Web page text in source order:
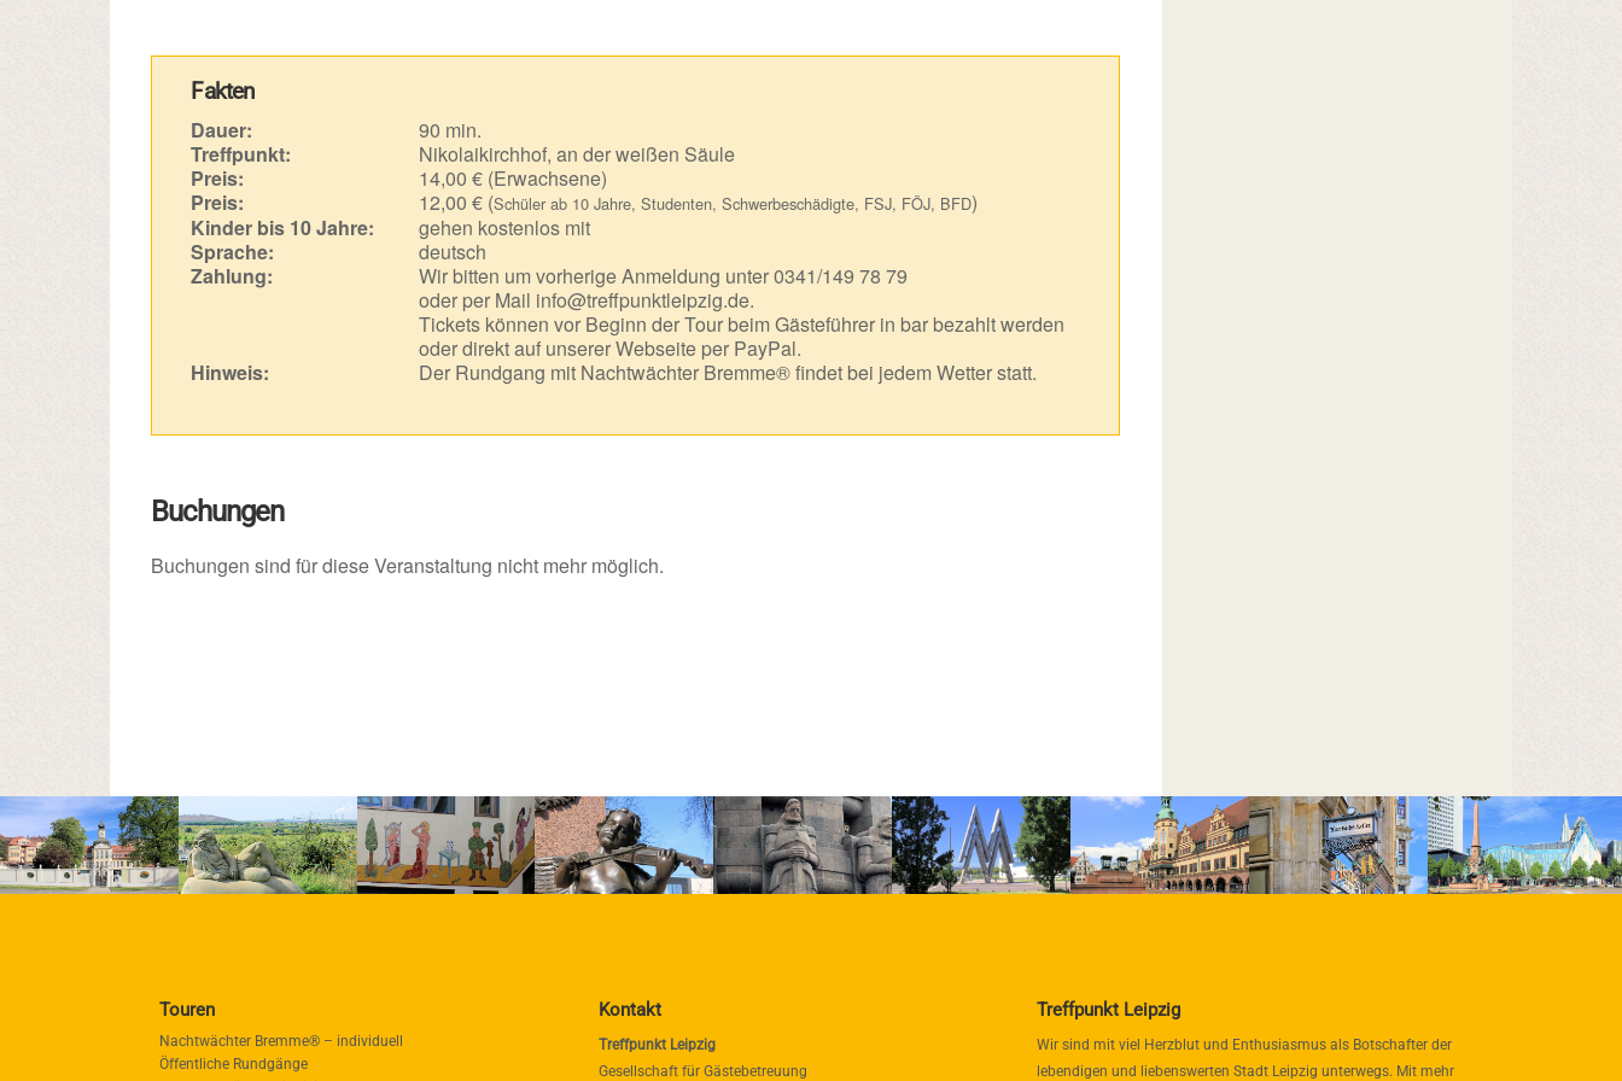
Fakten
Dauer:
90 min.
Treffpunkt:
Nikolaikirchhof, an der weißen Säule
Preis:
14,00 € (Erwachsene)
Preis:
12,00 € (Schüler ab 10 Jahre, Studenten, Schwerbeschädigte, FSJ, FÖJ, BFD)
Kinder bis 10 Jahre:
gehen kostenlos mit
Sprache:
deutsch
Zahlung:
Wir bitten um vorherige Anmeldung unter 0341/149 78 79
oder per Mail info@treffpunktleipzig.de.
Tickets können vor Beginn der Tour beim Gästeführer in bar bezahlt werden
oder direkt auf unserer Webseite per PayPal.
Hinweis:
Der Rundgang mit Nachtwächter Bremme® findet bei jedem Wetter statt.
Buchungen
Buchungen sind für diese Veranstaltung nicht mehr möglich.
Touren
Nachtwächter Bremme® – individuell
Öffentliche Rundgänge
Kontakt
Treffpunkt Leipzig
Gesellschaft für Gästebetreuung
Treffpunkt Leipzig
Wir sind mit viel Herzblut und Enthusiasmus als Botschafter der
lebendigen und liebenswerten Stadt Leipzig unterwegs. Mit mehr